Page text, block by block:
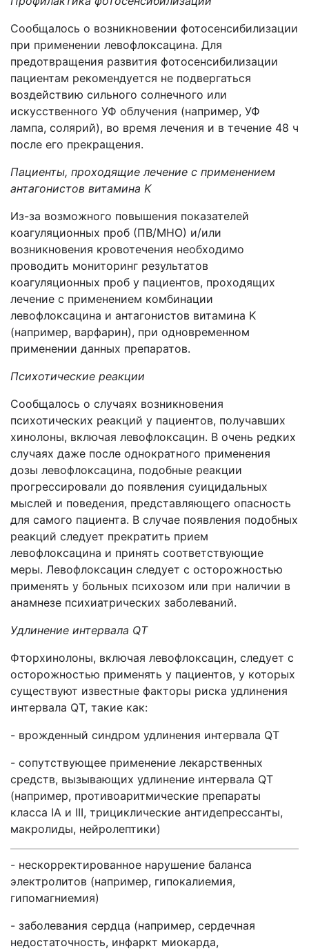
Сообщалось о возникновении фотосенсибилизации
при применении левофлоксацина. Для
предотвращения развития фотосенсибилизации
пациентам рекомендуется не подвергаться
воздействию сильного солнечного или
искусственного УФ облучения (например, УФ
лампа, солярий), во время лечения и в течение 48 ч
после его прекращения.
Пациенты, проходящие лечение с применением
антагонистов витамина K
Из-за возможного повышения показателей
коагуляционных проб (ПВ/МНО) и/или
возникновения кровотечения необходимо
проводить мониторинг результатов
коагуляционных проб у пациентов, проходящих
лечение с применением комбинации
левофлоксацина и антагонистов витамина K
(например, варфарин), при одновременном
применении данных препаратов.
Психотические реакции
Сообщалось о случаях возникновения
психотических реакций у пациентов, получавших
хинолоны, включая левофлоксацин. В очень редких
случаях даже после однократного применения
дозы левофлоксацина, подобные реакции
прогрессировали до появления суицидальных
мыслей и поведения, представляющего опасность
для самого пациента. В случае появления подобных
реакций следует прекратить прием
левофлоксацина и принять соответствующие
меры. Левофлоксацин следует с осторожностью
применять у больных психозом или при наличии в
анамнезе психиатрических заболеваний.
Удлинение интервала QT
Фторхинолоны, включая левофлоксацин, следует с
осторожностью применять у пациентов, у которых
существуют известные факторы риска удлинения
интервала QT, такие как:
- врожденный синдром удлинения интервала QT
- сопутствующее применение лекарственных
средств, вызывающих удлинение интервала QT
(например, противоаритмические препараты
класса IA и III, трициклические антидепрессанты,
макролиды, нейролептики)
- нескорректированное нарушение баланса
электролитов (например, гипокалиемия,
гипомагниемия)
- заболевания сердца (например, сердечная
недостаточность, инфаркт миокарда,